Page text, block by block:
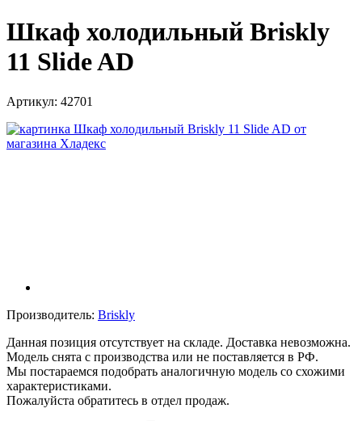
Шкаф холодильный Briskly
11 Slide AD
Артикул: 42701
Производитель: Briskly
Данная позиция отсутствует на складе. Доставка невозможна.
Модель снята с производства или не поставляется в РФ.
Мы постараемся подобрать аналогичную модель со схожими
характеристиками.
Пожалуйста обратитесь в отдел продаж.